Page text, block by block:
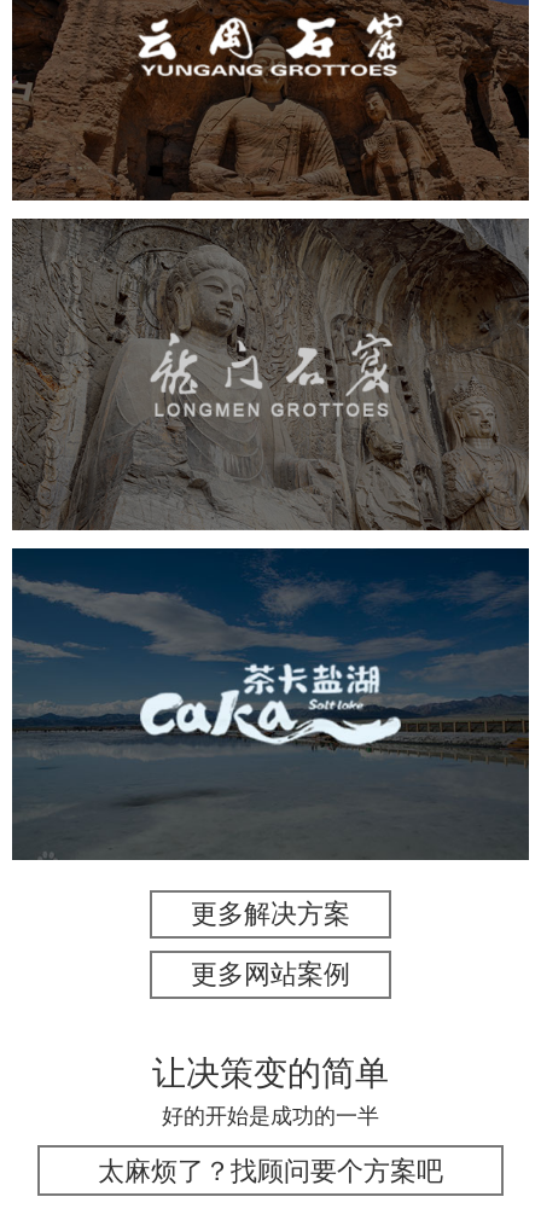
旅游休闲 景区网站建设 品牌官网
网页设计
景区
龙门石窟
旅游休闲 景区网站建设 品牌官网 网页设计
茶卡盐湖
更多解决方案
更多网站案例
让决策变的简单
好的开始是成功的一半
太麻烦了？找顾问要个方案吧